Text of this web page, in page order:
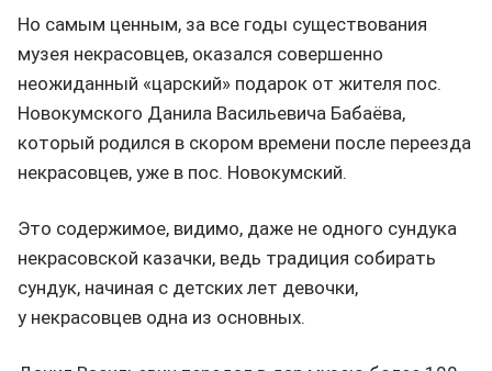
Но самым ценным, за все годы существования
музея некрасовцев, оказался совершенно
неожиданный «царский» подарок от жителя пос.
Новокумского Данила Васильевича Бабаёва,
который родился в скором времени после переезда
некрасовцев, уже в пос. Новокумский.
Это содержимое, видимо, даже не одного сундука
некрасовской казачки, ведь традиция собирать
сундук, начиная с детских лет девочки,
у некрасовцев одна из основных.